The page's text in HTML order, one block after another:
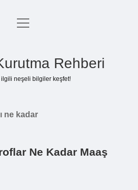
Anasayfa
menüyü
Rehberi
ilgili neşeli bilgiler keşfet!
ne kadar
Ne Kadar Maaş